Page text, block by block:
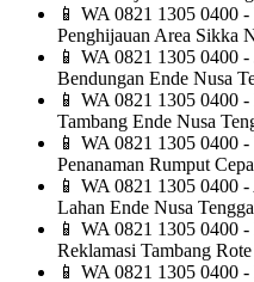
📱 WA 0821 1305 0400
Penghijauan Area Sikka
📱 WA 0821 1305 0400 -
Bendungan Ende Nusa
📱 WA 0821 1305 0400
Tambang Ende Nusa
📱 WA 0821 1305 0400
Penanaman Rumput
📱 WA 0821 1305 0400
Lahan Ende Nusa
📱 WA 0821 1305 0400 -
Reklamasi Tambang
📱 WA 0821 1305 0400 -